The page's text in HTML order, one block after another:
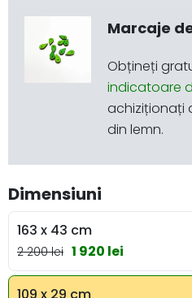
Marcaje
Obțineți
indicatoare
achiziționați
din lemn.
Dimensiuni
163 x 43 cm
2 200 lei 1 920 lei